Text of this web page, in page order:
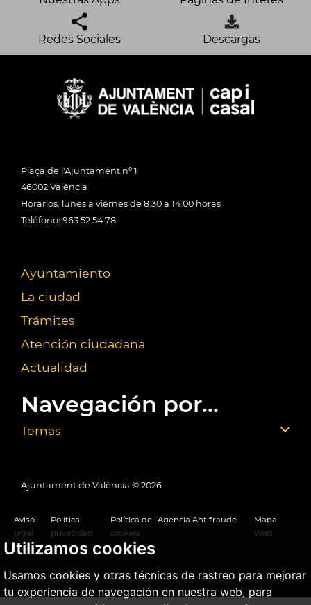
Utilizamos cookies
Usamos cookies y otras técnicas de rastreo para mejorar
tu experiencia de navegación en nuestra web, para
Redes Sociales Descargas
Plaça de l'Ajuntament nº 1
46002 València
Horarios: lunes a viernes de 8:30 a 14:00 horas
Teléfono: 963 52 54 78
Ayuntamiento
La ciudad
Trámites
Atención ciudadana
Actualidad
Navegación por...
Temas
Ajuntament de València © 2026
Aviso
legal
Política
privacidad
Política de
cookies
Agencia Antifraude
Mapa
Web